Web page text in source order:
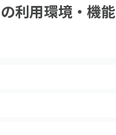
の利用環境・機能